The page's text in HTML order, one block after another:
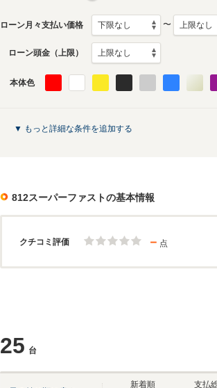
ローン月々支払い価格 〜
ローン頭金（上限）
本体色
▼ もっと詳細な条件を追加する
812スーパーファストの基本情報
クチコミ評価 － 点
25 台
新着順
支払